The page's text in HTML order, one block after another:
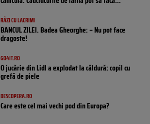
RÂZI CU LACRIMI
BANCUL ZILEI. Badea Gheorghe: – Nu pot face
dragoste!
GO4IT.RO
O jucărie din Lidl a explodat la căldură: copil cu
grefă de piele
DESCOPERA.RO
Care este cel mai vechi pod din Europa?